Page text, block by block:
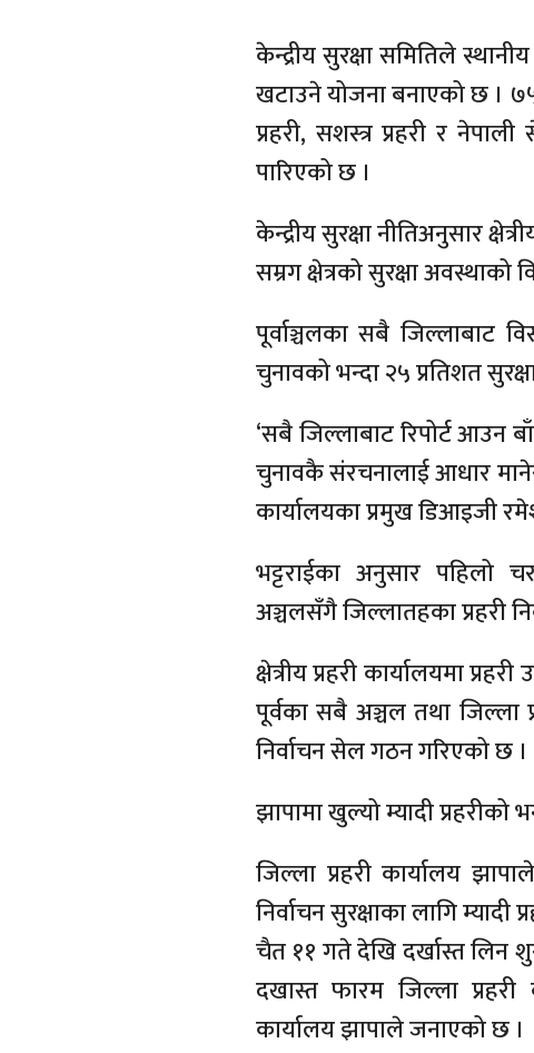
केन्द्रीय सुरक्षा समितिले
खटाउने योजना बनाएको छ । ७५
प्रहरी, सशस्त्र प्रहरी र
पारिएको छ ।
केन्द्रीय सुरक्षा नीतिअनुसार
सम्रग क्षेत्रको सुरक्षा
पूर्वाञ्चलका सबै जिल्लाबाट
चुनावको भन्दा २५ प्रतिशत
‘सबै जिल्लाबाट रिपोर्ट आउन
चुनावकै संरचनालाई आधार मानेर
कार्यालयका प्रमुख डिआइजी
भट्टराईका अनुसार पहिलो
अञ्चलसँगै जिल्लातहका प्रहरी
क्षेत्रीय प्रहरी कार्यालयमा
पूर्वका सबै अञ्चल तथा जिल्ला
निर्वाचन सेल गठन गरिएको छ ।
झापामा खुल्यो म्यादी प्रहरीको
जिल्ला प्रहरी कार्यालय
निर्वाचन सुरक्षाका लागि
चैत ११ गते देखि दर्खास्त लिन
दखास्त फारम जिल्ला प्रहरी
कार्यालय झापाले जनाएको छ ।